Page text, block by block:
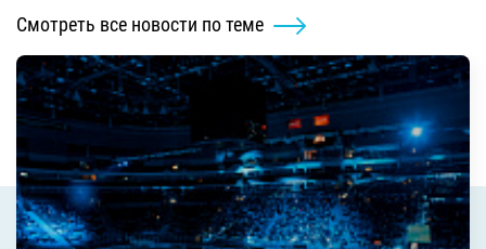
Смотреть все новости по теме